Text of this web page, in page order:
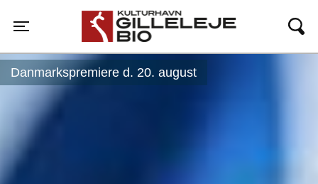
Toggle navigation
Gilleleje Bio
Danmarkspremiere d. 20. august